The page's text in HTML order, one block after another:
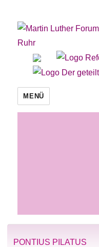
Martin
MENÜ
PONTIUS PILATUS